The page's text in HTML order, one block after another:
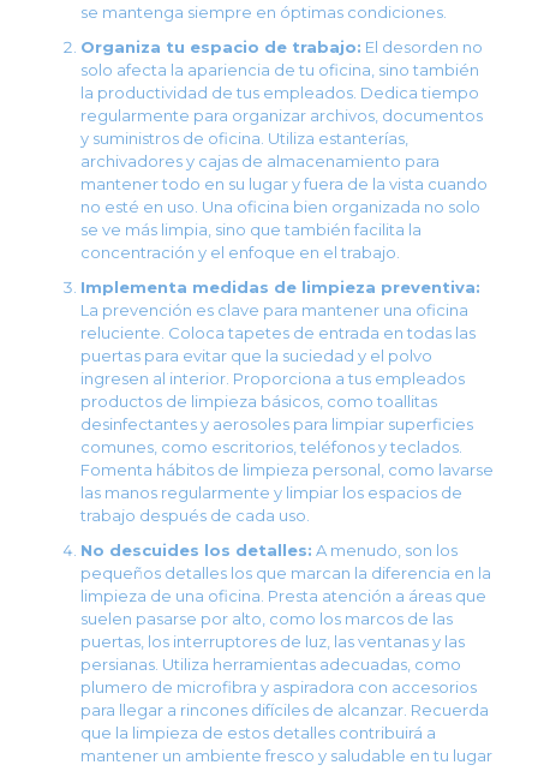
se mantenga siempre en óptimas condiciones.
Organiza tu espacio de trabajo: El desorden no
solo afecta la apariencia de tu oficina, sino también
la productividad de tus empleados. Dedica tiempo
regularmente para organizar archivos, documentos
y suministros de oficina. Utiliza estanterías,
archivadores y cajas de almacenamiento para
mantener todo en su lugar y fuera de la vista cuando
no esté en uso. Una oficina bien organizada no solo
se ve más limpia, sino que también facilita la
concentración y el enfoque en el trabajo.
Implementa medidas de limpieza preventiva:
La prevención es clave para mantener una oficina
reluciente. Coloca tapetes de entrada en todas las
puertas para evitar que la suciedad y el polvo
ingresen al interior. Proporciona a tus empleados
productos de limpieza básicos, como toallitas
desinfectantes y aerosoles para limpiar superficies
comunes, como escritorios, teléfonos y teclados.
Fomenta hábitos de limpieza personal, como lavarse
las manos regularmente y limpiar los espacios de
trabajo después de cada uso.
No descuides los detalles: A menudo, son los
pequeños detalles los que marcan la diferencia en la
limpieza de una oficina. Presta atención a áreas que
suelen pasarse por alto, como los marcos de las
puertas, los interruptores de luz, las ventanas y las
persianas. Utiliza herramientas adecuadas, como
plumero de microfibra y aspiradora con accesorios
para llegar a rincones difíciles de alcanzar. Recuerda
que la limpieza de estos detalles contribuirá a
mantener un ambiente fresco y saludable en tu lugar